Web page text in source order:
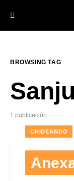
BROWSING TAG
1 publicación
CHIDEANDO